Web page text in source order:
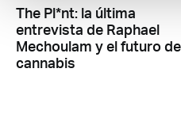
The Pl*nt: la última
entrevista de Raphael
Mechoulam y el futuro del
cannabis